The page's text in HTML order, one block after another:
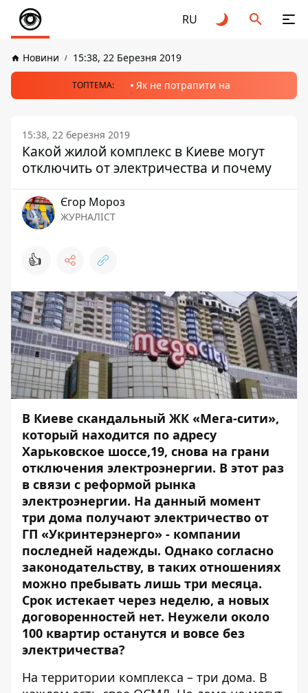
RU
Новини 15:38, 22 Березня 2019
ТОПТЕМА: Як не потрапити на
15:38, 22 березня 2019
Какой жилой комплекс в Киеве могут
отключить от электричества и почему
Єгор Мороз
ЖУРНАЛІСТ
👍
В Киеве скандальный ЖК «Мега-сити»,
который находится по адресу
Харьковское шоссе,19, снова на грани
отключения электроэнергии. В этот раз
в связи с реформой рынка
электроэнергии. На данный момент
три дома получают электричество от
ГП «Укринтерэнерго» - компании
последней надежды. Однако согласно
законодательству, в таких отношениях
можно пребывать лишь три месяца.
Срок истекает через неделю, а новых
договоренностей нет. Неужели около
100 квартир останутся и вовсе без
электричества?
На территории комплекса – три дома. В